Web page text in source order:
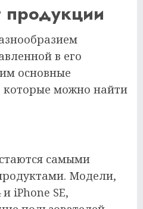
продукции
в его
основные
которые можно найти
самыми
Модели,
iPhone SE,